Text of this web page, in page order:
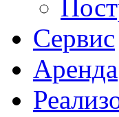
Сервис
Аренда